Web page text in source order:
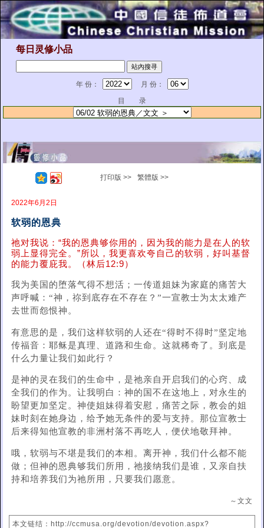
每日灵修小品
年 份：
月 份：
目 录
打印版 >> 繁體版 >>
2022年6月2日
软弱的恩典
祂对我说：“我的恩典够你用的，因为我的能力是在人的软
弱上显得完全。”所以，我更喜欢夸自己的软弱，好叫基督
的能力覆庇我。（林后12:9）
我为美国的堕落气得不想活；一传道姐妹为家庭的痛苦大
声呼喊：“神，祢到底存在不存在？”一宣教士为太太难产
去世而怨恨神。
有意思的是，我们这样软弱的人还在“得时不得时”坚定地
传福音：耶稣是真理、道路和生命。这就稀奇了。到底是
什么力量让我们如此行？
是神的灵在我们的生命中，是祂亲自开启我们的心窍、成
全我们的作为。让我明白：神的国不在这地上，对永生的
盼望更加坚定。神使姐妹得着安慰，痛苦之际，教会的姐
妹时刻在她身边，给予她无条件的爱与支持。那位宣教士
后来得知他宣教的非洲村落不再吃人，便伏地敬拜神。
哦，软弱与不堪是我们的本相。离开神，我们什么都不能
做；但神的恩典够我们所用，祂接纳我们是谁，又亲自扶
持和培养我们为祂所用，只要我们愿意。
～文文
本文链结：http://ccmusa.org/devotion/devotion.aspx?